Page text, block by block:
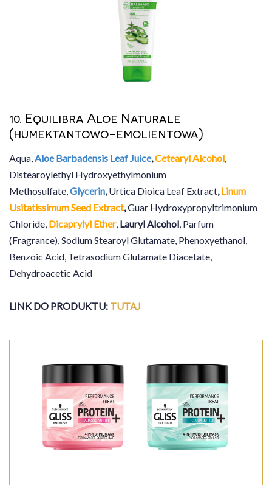
10. Equilibra Aloe Naturale
(humektantowo-emolientowa)
Aqua,Aloe Barbadensis Leaf Juice,Cetearyl Alcohol,
Distearoylethyl Hydroxyethylmonium
Methosulfate,Glycerin,Urtica Dioica Leaf Extract,Linum
Usitatissimum Seed Extract,Guar Hydroxypropyltrimonium
Chloride, Dicaprylyl Ether, Lauryl Alcohol, Parfum
(Fragrance), Sodium Stearoyl Glutamate, Phenoxyethanol,
Benzoic Acid, Tetrasodium Glutamate Diacetate,
Dehydroacetic Acid
LINK DO PRODUKTU: TUTAJ